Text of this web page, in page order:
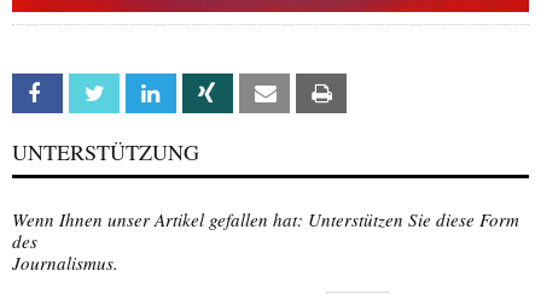
Facebook Twitter Linkedin Xing Email
UNTERSTÜTZUNG
Wenn Ihnen unser Artikel gefallen hat: Unterstützen Sie diese Form
des
Journalismus.